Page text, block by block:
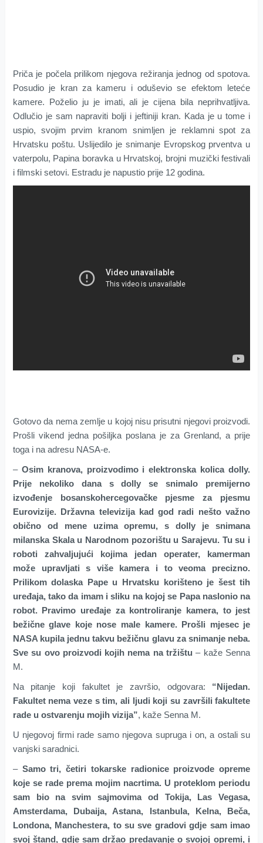
Priča je počela prilikom njegova režiranja jednog od spotova.
Posudio je kran za kameru i oduševio se efektom leteće
kamere. Poželio ju je imati, ali je cijena bila neprihvatljiva.
Odlučio je sam napraviti bolji i jeftiniji kran. Kada je u tome i
uspio, svojim prvim kranom snimljen je reklamni spot za
Hrvatsku poštu. Uslijedilo je snimanje Evropskog prventva u
vaterpolu, Papina boravka u Hrvatskoj, brojni muzički festivali
i filmski setovi. Estradu je napustio prije 12 godina.
Gotovo da nema zemlje u kojoj nisu prisutni njegovi proizvodi.
Prošli vikend jedna pošiljka poslana je za Grenland, a prije
toga i na adresu NASA-e.
– Osim kranova, proizvodimo i elektronska kolica dolly.
Prije nekoliko dana s dolly se snimalo premijerno
izvođenje bosanskohercegovačke pjesme za pjesmu
Eurovizije. Državna televizija kad god radi nešto važno
obično od mene uzima opremu, s dolly je snimana
milanska Skala u Narodnom pozorištu u Sarajevu. Tu su i
roboti zahvaljujući kojima jedan operater, kamerman
može upravljati s više kamera i to veoma precizno.
Prilikom dolaska Pape u Hrvatsku korišteno je šest tih
uređaja, tako da imam i sliku na kojoj se Papa naslonio na
robot. Pravimo uređaje za kontroliranje kamera, to jest
bežične glave koje nose male kamere. Prošli mjesec je
NASA kupila jednu takvu bežičnu glavu za snimanje neba.
Sve su ovo proizvodi kojih nema na tržištu – kaže Senna
M.
Na pitanje koji fakultet je završio, odgovara: “Nijedan.
Fakultet nema veze s tim, ali ljudi koji su završili fakultete
rade u ostvarenju mojih vizija”, kaže Senna M.
U njegovoj firmi rade samo njegova supruga i on, a ostali su
vanjski saradnici.
– Samo tri, četiri tokarske radionice proizvode opreme
koje se rade prema mojim nacrtima. U proteklom periodu
sam bio na svim sajmovima od Tokija, Las Vegasa,
Amsterdama, Dubaija, Astana, Istanbula, Kelna, Beča,
Londona, Manchestera, to su sve gradovi gdje sam imao
svoj štand, gdje sam držao predavanje o svojoj opremi, i